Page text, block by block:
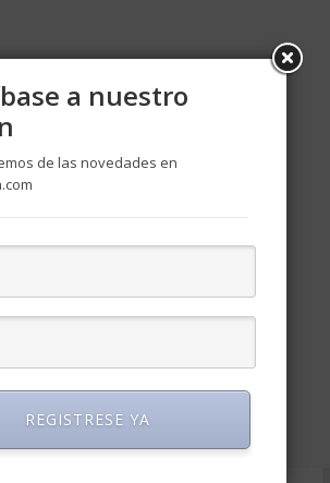
a nuestro
de las novedades en
REGISTRESE YA